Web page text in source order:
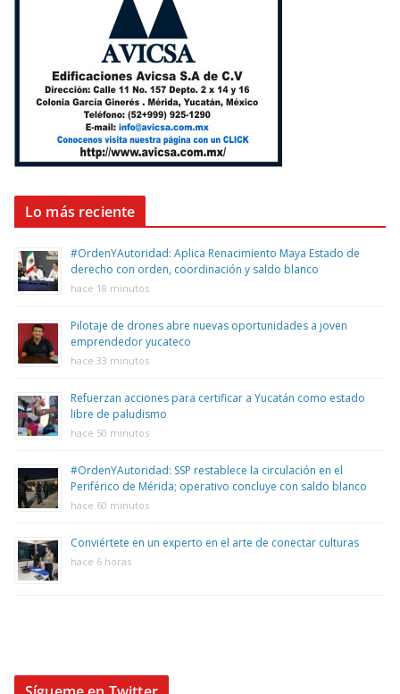
Lo más reciente
#OrdenYAutoridad: Aplica Renacimiento Maya Estado de
derecho con orden, coordinación y saldo blanco
hace 18 minutos
Pilotaje de drones abre nuevas oportunidades a joven
emprendedor yucateco
hace 33 minutos
Refuerzan acciones para certificar a Yucatán como estado
libre de paludismo
hace 50 minutos
#OrdenYAutoridad: SSP restablece la circulación en el
Periférico de Mérida; operativo concluye con saldo blanco
hace 60 minutos
Conviértete en un experto en el arte de conectar culturas
hace 6 horas